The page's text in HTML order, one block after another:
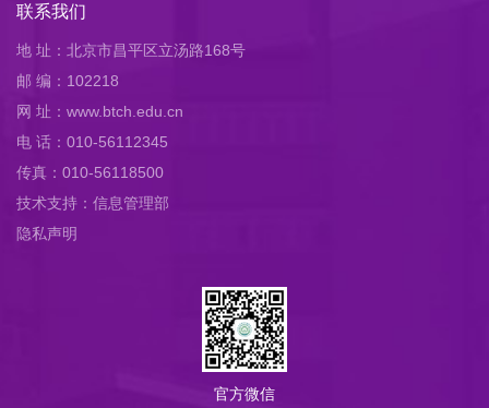
联系我们
地 址：北京市昌平区立汤路168号
邮 编：102218
网 址：www.btch.edu.cn
电 话：010-56112345
传真：010-56118500
技术支持：信息管理部
隐私声明
官方微信